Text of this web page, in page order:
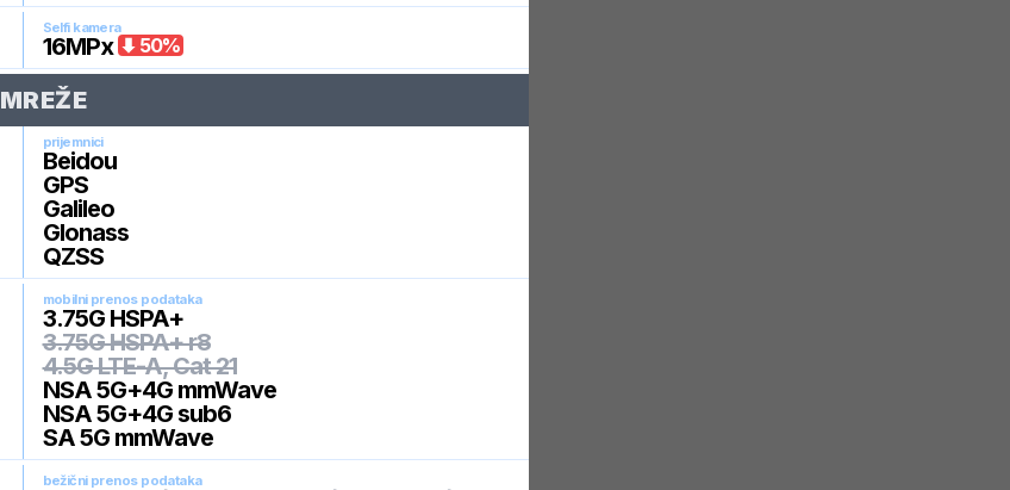
Selfi kamera
16MPx 50%
MREŽE
prijemnici
Beidou
GPS
Galileo
Glonass
QZSS
mobilni prenos podataka
3.75G HSPA+
3.75G HSPA+ r8
4.5G LTE-A, Cat 21
NSA 5G+4G mmWave
NSA 5G+4G sub6
SA 5G mmWave
bežični prenos podataka